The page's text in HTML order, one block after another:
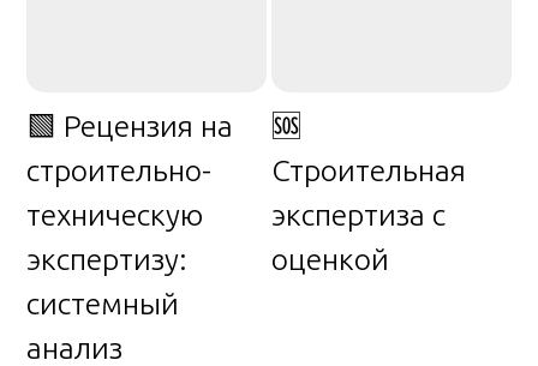
🟩 Рецензия на
строительно-
техническую
экспертизу:
системный
анализ
🆘
Строительная
экспертиза с
оценкой